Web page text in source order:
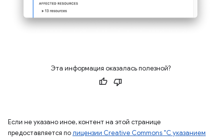
Эта информация оказалась полезной?
Если не указано иное, контент на этой странице
предоставляется полицензии Creative Commons "С указанием